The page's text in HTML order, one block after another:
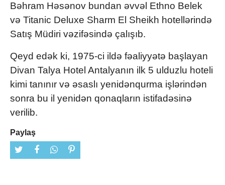
Bəhram Həsənov bundan əvvəl Ethno Belek
və Titanic Deluxe Sharm El Sheikh hotellərində
Satış Müdiri vəzifəsində çalışıb.
Qeyd edək ki, 1975-ci ildə fəaliyyətə başlayan
Divan Talya Hotel Antalyanın ilk 5 ulduzlu hoteli
kimi tanınır və əsaslı yenidənqurma işlərindən
sonra bu il yenidən qonaqların istifadəsinə
verilib.
Paylaş